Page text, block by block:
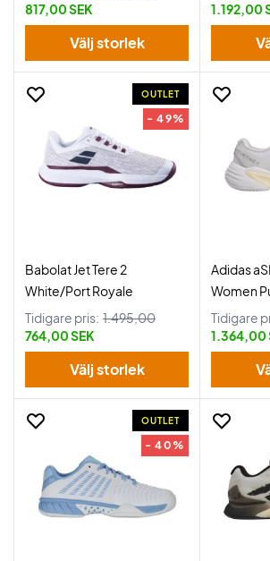
817,00 SEK
Välj storlek
1.192,00
OUTLET
- 49%
Babolat Jet Tere 2
White/Port Royale
Tidigare pris: 1.495,00
764,00 SEK
Välj storlek
Adidas
Women
Tidigare
1.364,00
OUTLET
- 40%